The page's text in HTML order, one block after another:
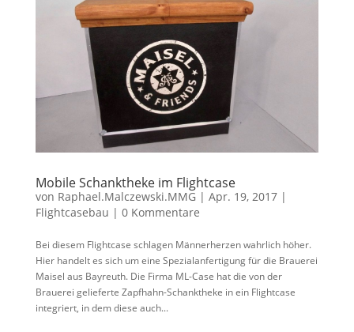
Mobile Schanktheke im Flightcase
von Raphael.Malczewski.MMG| Apr. 19, 2017|
Flightcasebau | 0 Kommentare
Bei diesem Flightcase schlagen Männerherzen wahrlich höher.
Hier handelt es sich um eine Spezialanfertigung für die Brauerei
Maisel aus Bayreuth. Die Firma ML-Case hat die von der
Brauerei gelieferte Zapfhahn-Schanktheke in ein Flightcase
integriert, in dem diese auch...